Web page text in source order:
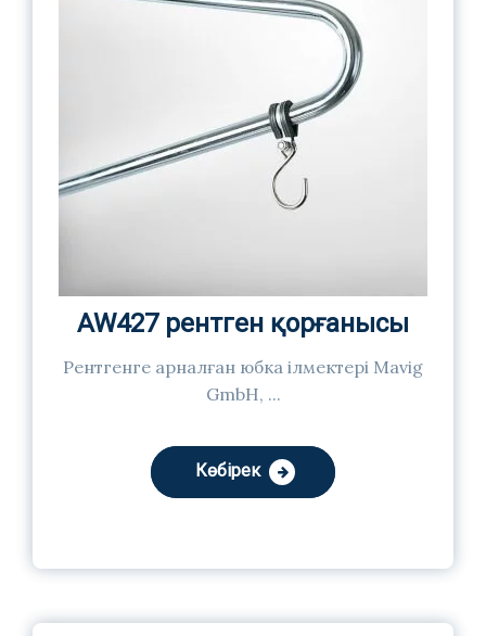
AW427 рентген қорғанысы
Рентгенге арналған юбка ілмектері Mavig
GmbH, ...
Көбірек